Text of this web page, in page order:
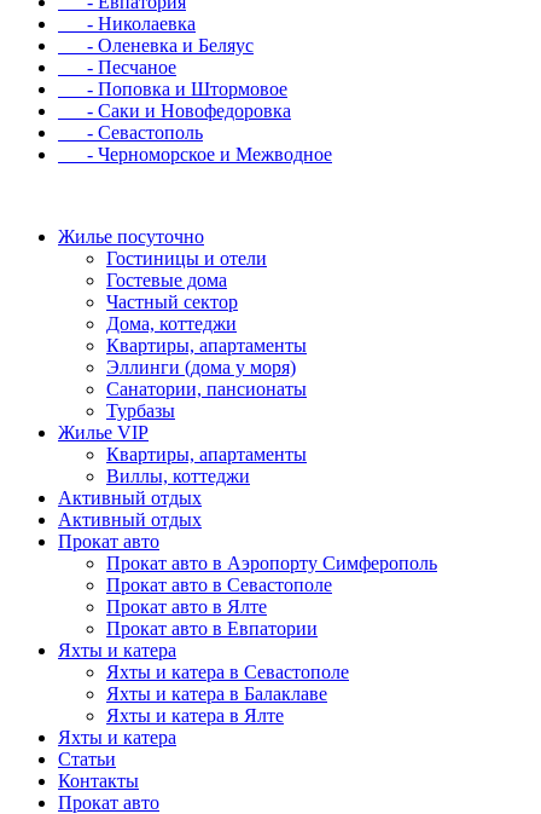
- Николаевка
- Оленевка и Беляус
- Песчаное
- Поповка и Штормовое
- Саки и Новофедоровка
- Севастополь
- Черноморское и Межводное
Жилье посуточно
Гостиницы и отели
Гостевые дома
Частный сектор
Дома, коттеджи
Квартиры, апартаменты
Эллинги (дома у моря)
Санатории, пансионаты
Турбазы
Жилье VIP
Квартиры, апартаменты
Виллы, коттеджи
Активный отдых
Активный отдых
Прокат авто
Прокат авто в Аэропорту Симферополь
Прокат авто в Севастополе
Прокат авто в Ялте
Прокат авто в Евпатории
Яхты и катера
Яхты и катера в Севастополе
Яхты и катера в Балаклаве
Яхты и катера в Ялте
Яхты и катера
Статьи
Контакты
Прокат авто